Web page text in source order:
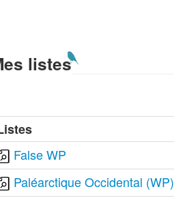
listes
False WP
Paléarctique Occidental (WP)